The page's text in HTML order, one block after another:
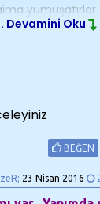
yumuşatırlar.
özellikleri
etkilendiğini de
şeyi
. Devamini Oku
BEĞEN
23 Nisan 2016